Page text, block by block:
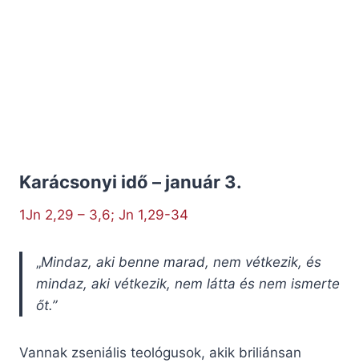
Karácsonyi idő – január 3.
1Jn 2,29 – 3,6; Jn 1,29-34
„Mindaz, aki benne marad, nem vétkezik, és
mindaz, aki vétkezik, nem látta és nem ismerte
őt.”
Vannak zseniális teológusok, akik briliánsan